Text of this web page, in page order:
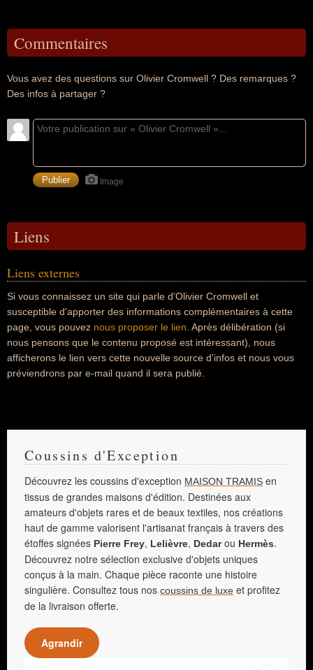
Commentaires
Vous avez des questions sur Olivier Cromwell ? Des remarques ?
Des infos à partager ?
Image
Liens
Liens externes
Si vous connaissez un site qui parle d'Olivier Cromwell et
susceptible d'apporter des informations complémentaires à cette
page, vous pouvez nous proposer le lien . Après délibération (si
nous pensons que le contenu proposé est intéressant), nous
afficherons le lien vers cette nouvelle source d'infos et nous vous
préviendrons par e-mail quand il sera publié.
Coussins d'Exception
Découvrez les coussins d'exception MAISON TRAMIS en
tissus de grandes maisons d'édition. Destinées aux
amateurs d'objets rares et de beaux textiles, nos créations
haut de gamme valorisent l'artisanat français à travers des
étoffes signées Pierre Frey, Lelièvre, Dedarou Hermès.
Découvrez notre sélection exclusive d'objets uniques
conçus à la main. Chaque pièce raconte une histoire
singulière. Consultez tous nos coussins de luxe et profitez
de la livraison offerte.
Agrandir